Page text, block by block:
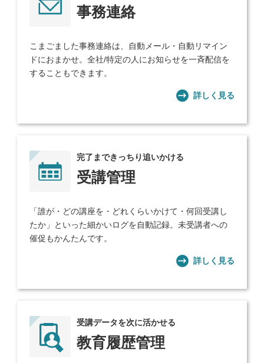
事務連絡
こまごました事務連絡は、自動メール・自動リマイン
ドにおまかせ。全社/特定の人にお知らせを一斉配信を
することもできます。
詳しく見る
完了まできっちり追いかける
受講管理
「誰が・どの講座を・どれくらいかけて・何回受講し
たか」といった細かいログを自動記録。未受講者への
催促もかんたんです。
詳しく見る
受講データを次に活かせる
教育履歴管理